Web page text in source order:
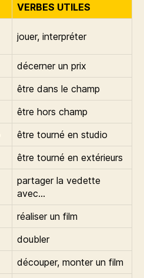
VERBES UTILES
jouer, interpréter
décerner un prix
être dans le champ
être hors champ
être tourné en studio
être tourné en extérieurs
partager la vedette
avec…
réaliser un film
doubler
découper, monter un film